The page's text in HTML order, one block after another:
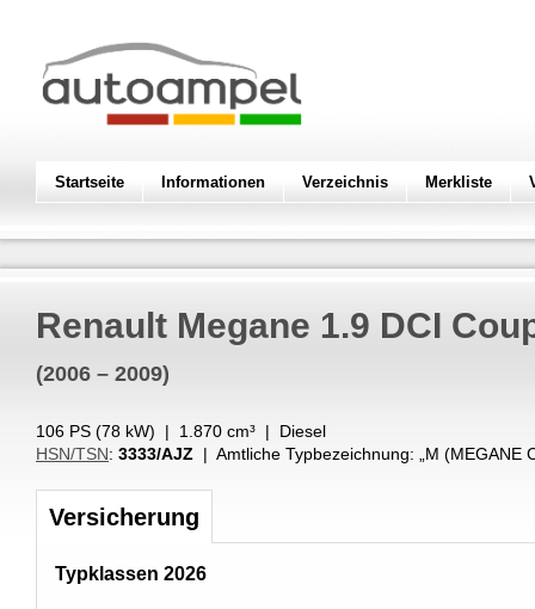
Startseite Informationen Verzeichnis Merkliste
Renault Megane 1.9 DCI
(2006 – 2009)
106 PS (78 kW) | 1.870 cm³ | Diesel
HSN/TSN: 3333/AJZ | Amtliche Typbezeichnung: „ M (MEGANE
Versicherung
Typklassen 2026